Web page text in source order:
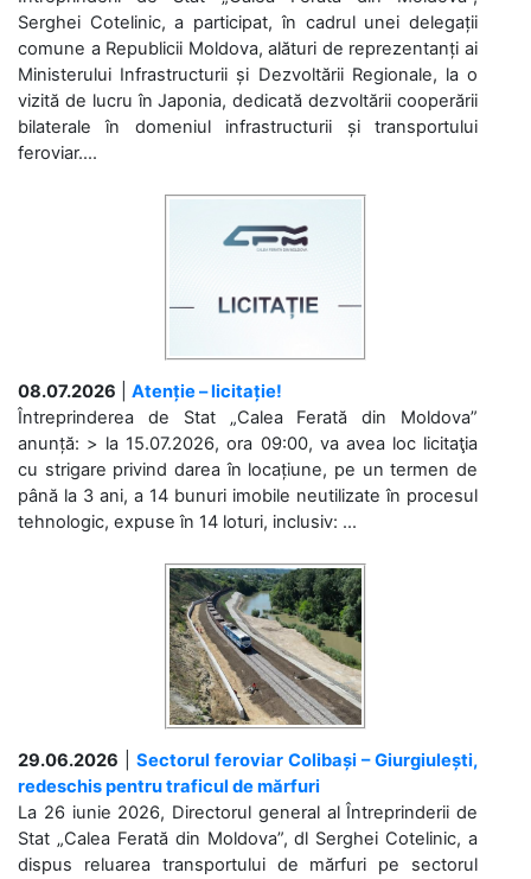
Serghei Cotelinic, a participat, în cadrul unei delegații
comune a Republicii Moldova, alături de reprezentanți ai
Ministerului Infrastructurii și Dezvoltării Regionale, la o
vizită de lucru în Japonia, dedicată dezvoltării cooperării
bilaterale în domeniul infrastructurii și transportului
feroviar....
08.07.2026
Atenție – licitație!
Întreprinderea de Stat „Calea Ferată din Moldova”
anunță: > la 15.07.2026, ora 09:00, va avea loc licitaţia
cu strigare privind darea în locațiune, pe un termen de
până la 3 ani, a 14 bunuri imobile neutilizate în procesul
tehnologic, expuse în 14 loturi, inclusiv: ...
29.06.2026
Sectorul feroviar Colibași – Giurgiulești,
redeschis pentru traficul de mărfuri
La 26 iunie 2026, Directorul general al Întreprinderii de
Stat „Calea Ferată din Moldova”, dl Serghei Cotelinic, a
dispus reluarea transportului de mărfuri pe sectorul